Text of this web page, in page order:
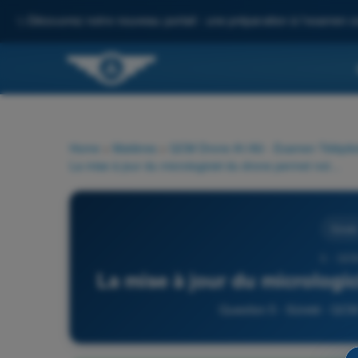
Découvrez notre nouveau portail : une préparation à l'examen
Home Matières QCM Drone A1/A3 - Examen
La mise à jour du
Question 5 - Sûreté -